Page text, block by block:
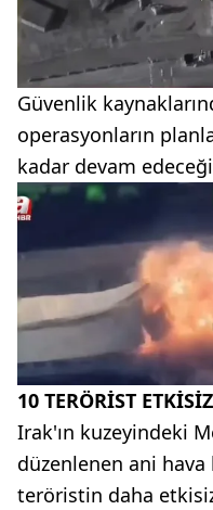
Güvenlik
operasyonların
kadar devam
10 TERÖRİST
Irak'ın kuzeyindeki
düzenlenen ani hava
teröristin daha